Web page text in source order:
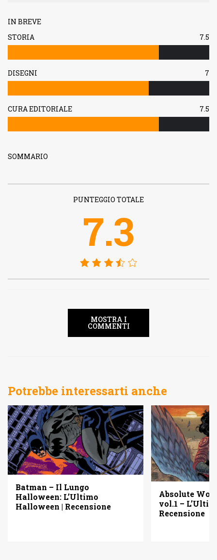
IN BREVE
STORIA
7.5
DISEGNI 7
CURA EDITORIALE 7.5
SOMMARIO
PUNTEGGIO TOTALE
7.3
MOSTRA I
COMMENTI
Potrebbe interessarti anche
Batman – Il Lungo
Halloween: L’Ultimo
Halloween | Recensione
Absolute
vol.1 –
Recensione